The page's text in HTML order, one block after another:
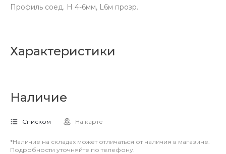
Профиль соед. Н 4-6мм, L6м прозр.
Характеристики
Наличие
Списком На карте
*Наличие на складах может отличаться от наличия в магазине.
Подробности уточняйте по телефону.